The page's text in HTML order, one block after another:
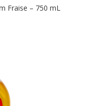
Fraise – 750 mL